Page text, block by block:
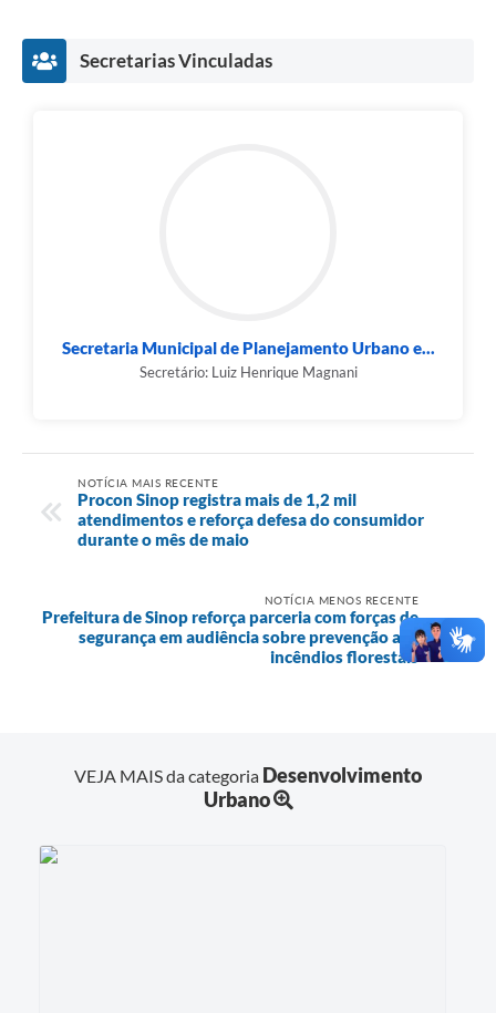
Secretarias Vinculadas
Secretaria Municipal de Planejamento Urbano e...
Secretário: Luiz Henrique Magnani
NOTÍCIA MAIS RECENTE
Procon Sinop registra mais de 1,2 mil
atendimentos e reforça defesa do consumidor
durante o mês de maio
NOTÍCIA MENOS RECENTE
Prefeitura de Sinop reforça parceria com forças de
segurança em audiência sobre prevenção aos
incêndios florestais
VEJA MAIS da categoria Desenvolvimento
Urbano